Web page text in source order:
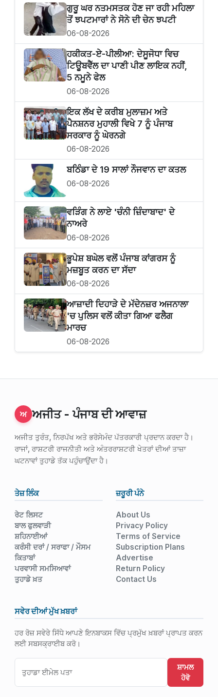
ਗੁਰੂ ਘਰ ਨਤਮਸਤਕ ਹੋਣ ਜਾ ਰਹੀ ਮਹਿਲਾ
ਤੋਂ ਝਪਟਮਾਰਾਂ ਨੇ ਸੋਨੇ ਦੀ ਚੇਨ ਝਪਟੀ
06-08-2026
ਹਕੀਕਤ-ਏ-ਪੀਲੀਆ: ਦੇਸੂਜੋਧਾ ਵਿਚ
ਟਿਊਬਵੈੱਲ ਦਾ ਪਾਣੀ ਪੀਣ ਲਾਇਕ ਨਹੀਂ,
5 ਨਮੂਨੇ ਫੇਲ
06-08-2026
ਇਕ ਲੱਖ ਦੇ ਕਰੀਬ ਮੁਲਾਜ਼ਮ ਅਤੇ
ਪੈਨਸ਼ਨਰ ਮੁਹਾਲੀ ਵਿਖੇ 7 ਨੂੰ ਪੰਜਾਬ
ਸਰਕਾਰ ਨੂੰ ਘੇਰਨਗੇ
06-08-2026
ਬਠਿੰਡਾ ਦੇ 19 ਸਾਲਾਂ ਨੌਜਵਾਨ ਦਾ ਕਤਲ
06-08-2026
ਵੜਿੰਗ ਨੇ ਲਾਏ 'ਚੰਨੀ ਜ਼ਿੰਦਾਬਾਦ' ਦੇ
ਨਾਅਰੇ
06-08-2026
ਭੂਪੇਸ਼ ਬਘੇਲ ਵਲੋਂ ਪੰਜਾਬ ਕਾਂਗਰਸ ਨੂੰ
ਮਜ਼ਬੂਤ ਕਰਨ ਦਾ ਸੱਦਾ
06-08-2026
ਆਜ਼ਾਦੀ ਦਿਹਾੜੇ ਦੇ ਮੱਦੇਨਜ਼ਰ ਅਜਨਾਲਾ
'ਚ ਪੁਲਿਸ ਵਲੋਂ ਕੀਤਾ ਗਿਆ ਫਲੈਗ
ਮਾਰਚ
06-08-2026
ਅ ਅਜੀਤ - ਪੰਜਾਬ ਦੀ ਆਵਾਜ਼
ਅਜੀਤ ਤੁਰੰਤ, ਨਿਰਪੱਖ ਅਤੇ ਭਰੋਸੇਮੰਦ ਪੱਤਰਕਾਰੀ ਪ੍ਰਦਾਨ ਕਰਦਾ ਹੈ।
ਰਾਜਾਂ, ਰਾਸ਼ਟਰੀ ਰਾਜਨੀਤੀ ਅਤੇ ਅੰਤਰਰਾਸ਼ਟਰੀ ਖੇਤਰਾਂ ਦੀਆਂ ਤਾਜ਼ਾ
ਘਟਨਾਵਾਂ ਤੁਹਾਡੇ ਤੱਕ ਪਹੁੰਚਾਉਂਦਾ ਹੈ।
ਤੇਜ਼ ਲਿੰਕ
ਰੇਟ ਲਿਸਟ
ਬਾਲ ਫੁਲਵਾੜੀ
ਸ਼ਹਿਨਾਈਆਂ
ਕਰੰਸੀ ਦਰਾਂ / ਸਰਾਫਾ / ਮੌਸਮ
ਕਿਤਾਬਾਂ
ਪਰਵਾਸੀ ਸਮਸਿਆਵਾਂ
ਤੁਹਾਡੇ ਖ਼ਤ
ਜ਼ਰੂਰੀ ਪੰਨੇ
About Us
Privacy Policy
Terms of Service
Subscription Plans
Advertise
Return Policy
Contact Us
ਸਵੇਰ ਦੀਆਂ ਮੁੱਖ ਖ਼ਬਰਾਂ
ਹਰ ਰੋਜ਼ ਸਵੇਰੇ ਸਿੱਧੇ ਆਪਣੇ ਇਨਬਾਕਸ ਵਿੱਚ ਪ੍ਰਮੁੱਖ ਖ਼ਬਰਾਂ ਪ੍ਰਾਪਤ ਕਰਨ
ਲਈ ਸਬਸਕ੍ਰਾਈਬ ਕਰੋ।
ਸ਼ਾਮਲ
ਹੋਵੋ